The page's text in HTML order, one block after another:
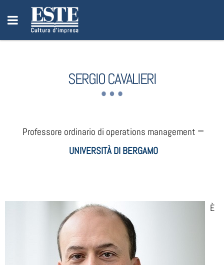
SERGIO CAVALIERI
Professore ordinario di operations management –
UNIVERSITÀ DI BERGAMO
È